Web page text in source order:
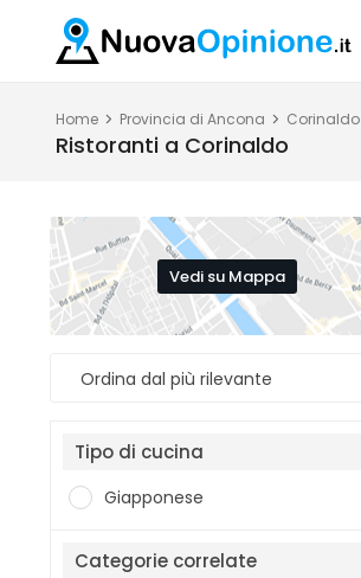
Home Provincia di Ancona Corinaldo
Ristoranti a Corinaldo
Vedi su Mappa
Tipo di cucina
Giapponese
Categorie correlate